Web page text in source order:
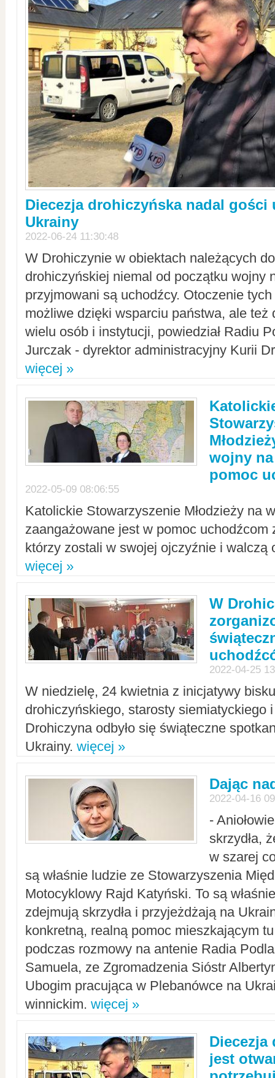
Diecezja drohiczyńska nadal gości
Ukrainy
2022-06-24 11:30:48
W Drohiczynie w obiektach należących
drohiczyńskiej niemal od początku wojny
przyjmowani są uchodźcy. Otoczenie
możliwe dzięki wsparciu państwa, ale też
wielu osób i instytucji, powiedział Radiu
Jurczak - dyrektor administracyjny Kurii
więcej »
wojny
pomoc
2022-05-09 08:06:55
Katolickie Stowarzyszenie Młodzieży na
zaangażowane jest w pomoc uchodźcom
którzy zostali w swojej ojczyźnie i walczą
więcej »
W
2022-04-25
W niedzielę, 24 kwietnia z inicjatywy
drohiczyńskiego, starosty siemiatyckiego
Drohiczyna odbyło się świąteczne
Ukrainy. więcej »
Dając
2022-04-16
-
skrzydła,
w szarej
są właśnie ludzie ze Stowarzyszenia
Motocyklowy Rajd Katyński. To są
zdejmują skrzydła i przyjeżdżają na
konkretną, realną pomoc mieszkającym
podczas rozmowy na antenie Radia
Samuela, ze Zgromadzenia Sióstr
Ubogim pracująca w Plebanówce na
winnickim. więcej »
Diecezja
jest